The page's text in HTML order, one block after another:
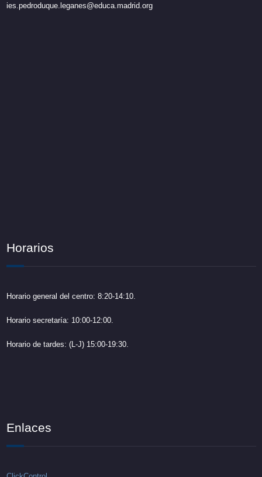
ies.pedroduque.leganes@educa.madrid.org
Horarios
Horario general del centro: 8:20-14:10.
Horario secretaría: 10:00-12:00.
Horario de tardes: (L-J) 15:00-19:30.
Enlaces